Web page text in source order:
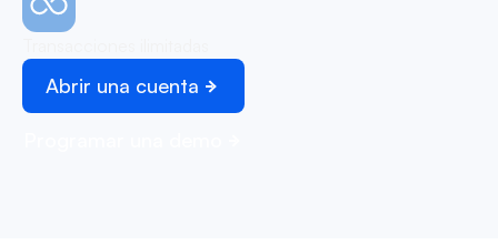
Abrir una cuenta